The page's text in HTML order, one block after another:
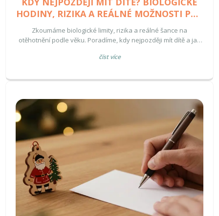
HODINY, RIZIKA A REÁLNÉ MOŽNOSTI PRO
ŽENY I MUŽE
Zkoumáme biologické limity, rizika a reálné šance na
otěhotnění podle věku. Poradíme, kdy nejpozději mít dítě a jak
číst více